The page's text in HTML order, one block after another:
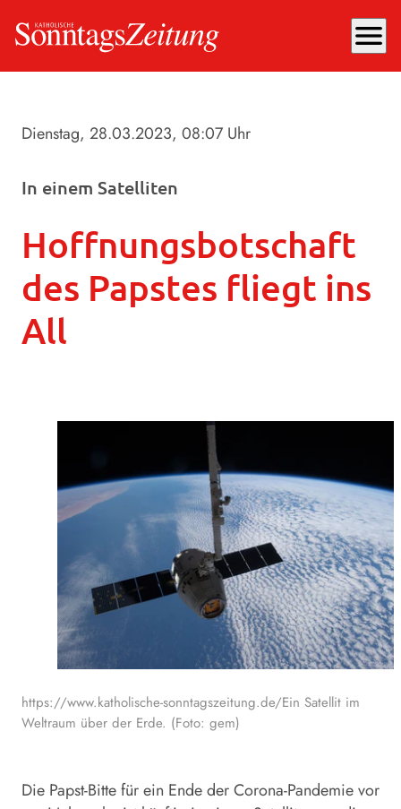
menu
Dienstag, 28.03.2023, 08:07 Uhr
In einem Satelliten
Hoffnungsbotschaft
des Papstes fliegt ins
All
https://www.katholische-sonntagszeitung.de/Ein Satellit im
Weltraum über der Erde. (Foto: gem)
Die Papst-Bitte für ein Ende der Corona-Pandemie vor